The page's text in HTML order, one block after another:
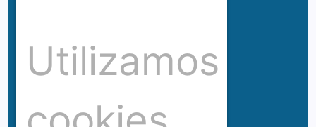
Hubnexxo
Tidelli
Redes
Utilizamos